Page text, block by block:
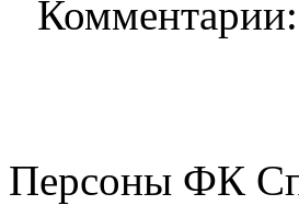
Комментарии:
Персоны ФК